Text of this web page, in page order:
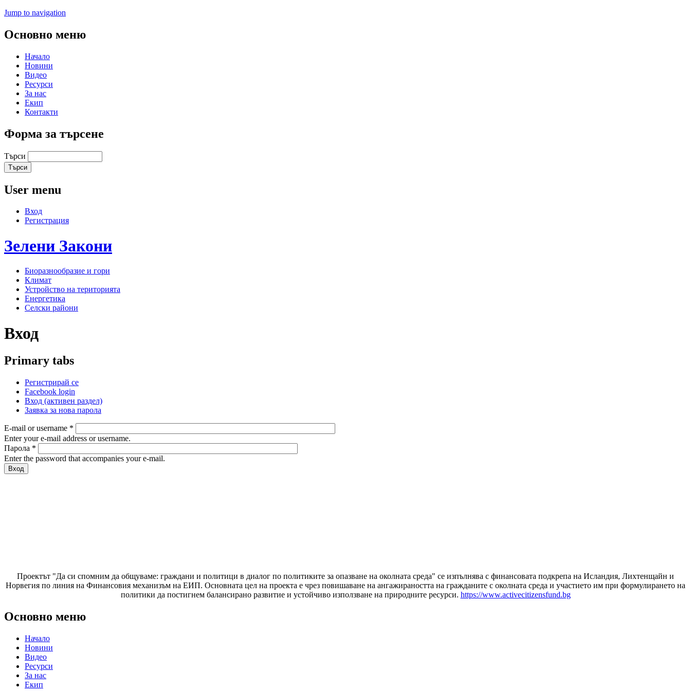
Jump to navigation
Основно меню
Начало
Новини
Видео
Ресурси
За нас
Екип
Контакти
Форма за търсене
Търси
User menu
Вход
Регистрация
Зелени Закони
Биоразнообразие и гори
Климат
Устройство на територията
Енергетика
Селски райони
Вход
Primary tabs
Регистрирай се
Facebook login
Вход (активен раздел)
Заявка за нова парола
E-mail or username *
Enter your e-mail address or username.
Парола *
Enter the password that accompanies your e-mail.
Проектът "Да си спомним да общуваме: граждани и политици в диалог по политиките за опазване на околната среда" се изпълнява с финансовата подкрепа на Исландия, Лихтенщайн и
Норвегия по линия на Финансовия механизъм на ЕИП. Основната цел на проекта е чрез повишаване на ангажираността на гражданите с околната среда и участието им при формулирането на
политики да постигнем балансирано развитие и устойчиво използване на природните ресурси. https://www.activecitizensfund.bg
Основно меню
Начало
Новини
Видео
Ресурси
За нас
Екип